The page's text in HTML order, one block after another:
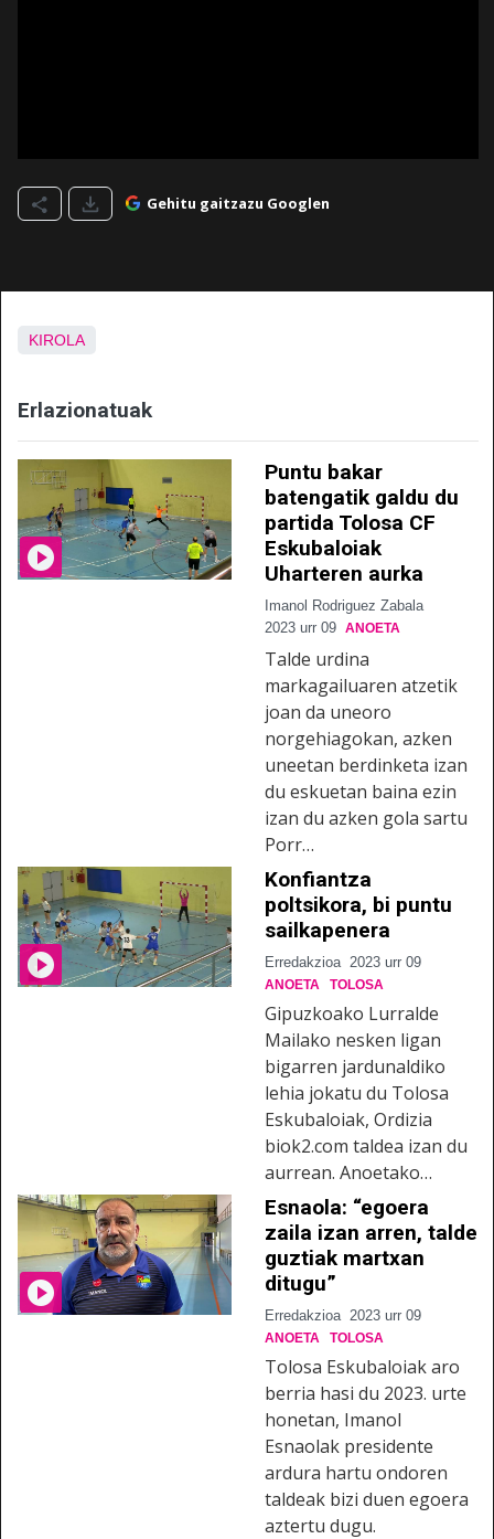
Gehitu gaitzazu Googlen
KIROLA
Erlazionatuak
Puntu bakar
batengatik galdu du
partida Tolosa CF
Eskubaloiak
Uharteren aurka
Imanol Rodriguez Zabala
2023 urr 09 ANOETA
Talde urdina
markagailuaren atzetik
joan da uneoro
norgehiagokan, azken
uneetan berdinketa izan
du eskuetan baina ezin
izan du azken gola sartu
Porr…
Konfiantza
poltsikora, bi puntu
sailkapenera
Erredakzioa 2023 urr 09
ANOETA TOLOSA
Gipuzkoako Lurralde
Mailako nesken ligan
bigarren jardunaldiko
lehia jokatu du Tolosa
Eskubaloiak, Ordizia
biok2.com taldea izan du
aurrean. Anoetako…
Esnaola: “egoera
zaila izan arren, talde
guztiak martxan
ditugu”
Erredakzioa 2023 urr 09
ANOETA TOLOSA
Tolosa Eskubaloiak aro
berria hasi du 2023. urte
honetan, Imanol
Esnaolak presidente
ardura hartu ondoren
taldeak bizi duen egoera
aztertu dugu.